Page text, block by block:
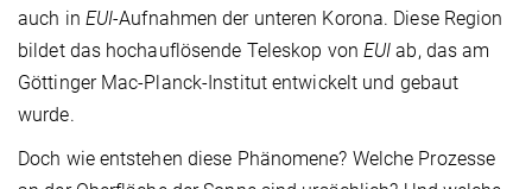
auch in EUI-Aufnahmen der unteren Korona. Diese Region
bildet das hochauflösende Teleskop von EUI ab, das am
Göttinger Mac-Planck-Institut entwickelt und gebaut
wurde.
Doch wie entstehen diese Phänomene? Welche Prozesse